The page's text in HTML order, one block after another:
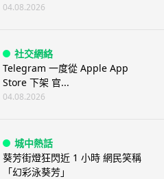
04.08.2026
社交網絡
Telegram 一度從 Apple App
Store 下架 官...
04.08.2026
城中熱話
葵芳街燈狂閃近 1 小時 網民笑稱
「幻彩泳葵芳」